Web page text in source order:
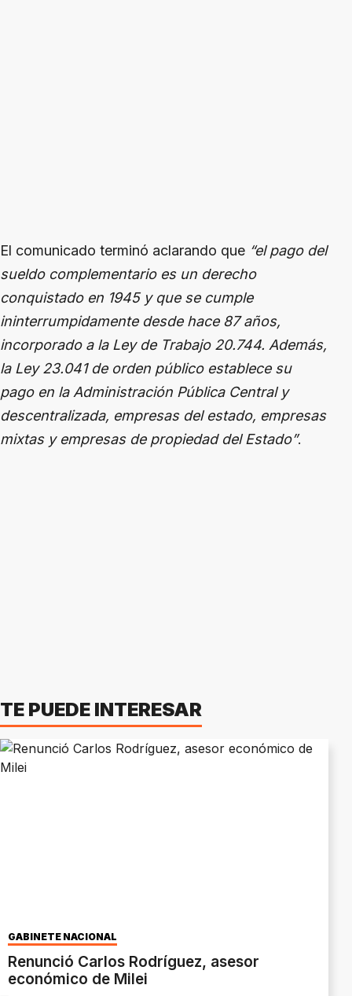
El comunicado terminó aclarando que “el pago del
sueldo complementario es un derecho
conquistado en 1945 y que se cumple
ininterrumpidamente desde hace 87 años,
incorporado a la Ley de Trabajo 20.744. Además,
la Ley 23.041 de orden público establece su
pago en la Administración Pública Central y
descentralizada, empresas del estado, empresas
mixtas y empresas de propiedad del Estado”.
TE PUEDE INTERESAR
GABINETE NACIONAL
Renunció Carlos Rodríguez, asesor
económico de Milei